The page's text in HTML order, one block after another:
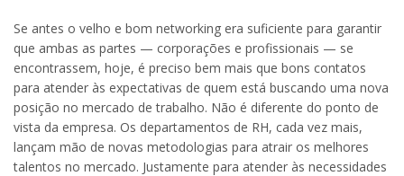
Se antes o velho e bom networking era suficiente para garantir
que ambas as partes — corporações e profissionais — se
encontrassem, hoje, é preciso bem mais que bons contatos
para atender às expectativas de quem está buscando uma nova
posição no mercado de trabalho. Não é diferente do ponto de
vista da empresa. Os departamentos de RH, cada vez mais,
lançam mão de novas metodologias para atrair os melhores
talentos no mercado. Justamente para atender às necessidades